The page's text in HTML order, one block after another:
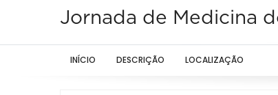
Jornada de Medicina
INÍCIO DESCRIÇÃO LOCALIZAÇÃO